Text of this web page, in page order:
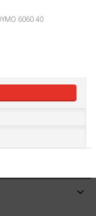
6060 40